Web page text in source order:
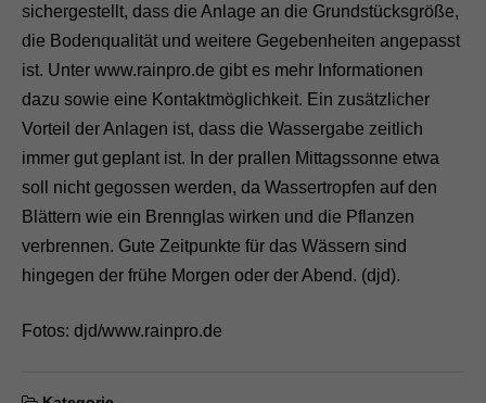
sichergestellt, dass die Anlage an die Grundstücksgröße,
die Bodenqualität und weitere Gegebenheiten angepasst
ist. Unter www.rainpro.de gibt es mehr Informationen
dazu sowie eine Kontaktmöglichkeit. Ein zusätzlicher
Vorteil der Anlagen ist, dass die Wassergabe zeitlich
immer gut geplant ist. In der prallen Mittagssonne etwa
soll nicht gegossen werden, da Wassertropfen auf den
Blättern wie ein Brennglas wirken und die Pflanzen
verbrennen. Gute Zeitpunkte für das Wässern sind
hingegen der frühe Morgen oder der Abend. (djd).
Fotos: djd/www.rainpro.de